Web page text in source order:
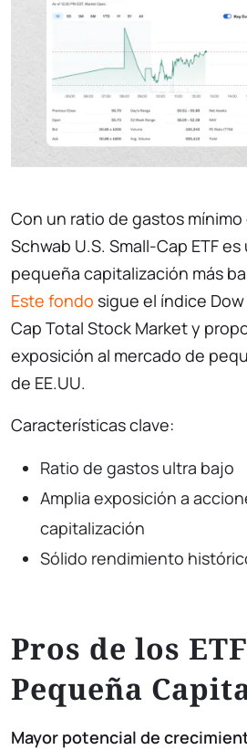
Con un ratio de gastos mínimo
Schwab U.S. Small-Cap ETF
pequeña capitalización más
Este fondo sigue el índice
Cap Total Stock Market y
exposición al mercado de
de EE.UU.
Características clave:
Ratio de gastos ultra bajo
Amplia exposición a
capitalización
Sólido rendimiento
Pros de los
Pequeña
Mayor potencial de